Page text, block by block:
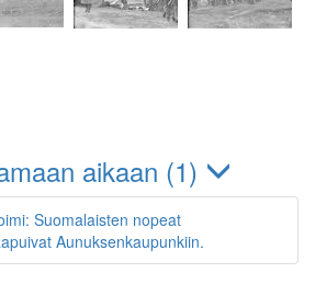
aikaan (1)
Suomalaisten nopeat
Aunuksenkaupunkiin.